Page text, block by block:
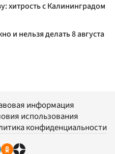
хитрость с Калининградом
и нельзя делать 8 августа
информация
использования
конфиденциальности